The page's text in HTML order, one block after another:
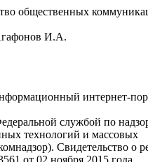
общественных
И.А.
интернет-
службой по
технологий и массовых
Cвидетельство о